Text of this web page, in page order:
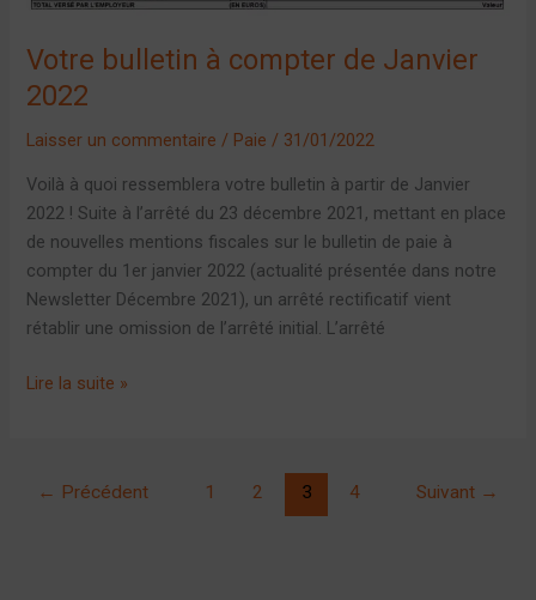
Votre bulletin à compter de Janvier
2022
Laisser un commentaire / Paie / 31/01/2022
Voilà à quoi ressemblera votre bulletin à partir de Janvier
2022 ! Suite à l’arrêté du 23 décembre 2021, mettant en place
de nouvelles mentions fiscales sur le bulletin de paie à
compter du 1er janvier 2022 (actualité présentée dans notre
Newsletter Décembre 2021), un arrêté rectificatif vient
rétablir une omission de l’arrêté initial. L’arrêté
Lire la suite »
← Précédent 1 2 3 4 Suivant →